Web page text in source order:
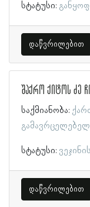
სტატუსი:
დაწვრილებით
შაქრო ქიტოს ძე
საქმიანობა:
სტატუსი:
დაწვრილებით